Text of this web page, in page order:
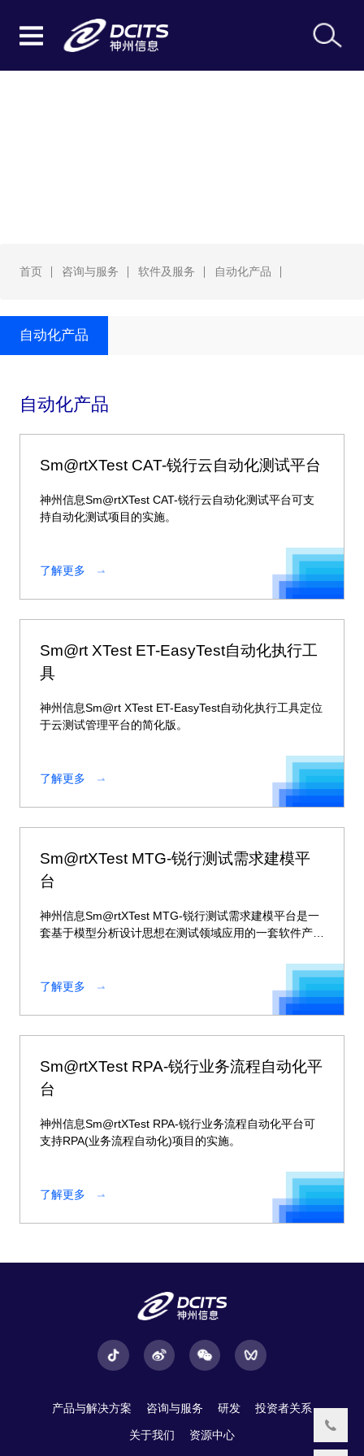
首页 咨询与服务 软件及服务 自动化产品
自动化产品
自动化产品
Sm@rtXTest CAT-锐行云自动化测试平台
神州信息Sm@rtXTest CAT-锐行云自动化测试平台可支
持自动化测试项目的实施。
了解更多
Sm@rt XTest ET-EasyTest自动化执行工
具
神州信息Sm@rt XTest ET-EasyTest自动化执行工具定位
于云测试管理平台的简化版。
了解更多
Sm@rtXTest MTG-锐行测试需求建模平
台
神州信息Sm@rtXTest MTG-锐行测试需求建模平台是一
套基于模型分析设计思想在测试领域应用的一套软件产
了解更多
Sm@rtXTest RPA-锐行业务流程自动化平
台
神州信息Sm@rtXTest RPA-锐行业务流程自动化平台可
支持RPA(业务流程自动化)项目的实施。
了解更多
产品与解决方案 咨询与服务 研发 投资者关系
关于我们 资源中心